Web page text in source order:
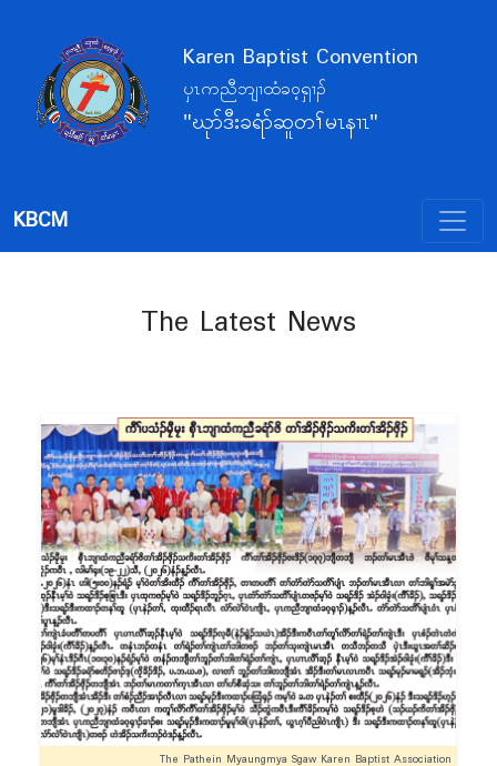
Karen Baptist Convention
ပှၤကညီဘျၢထံခဝ့ရှၢၣ်
"ဃုာ်ဒီးခရံာ်ဆူတၢ်မၤနၢၤ"
KBCM
The Latest News
The Pathein Myaungmya Sgaw Karen Baptist Association